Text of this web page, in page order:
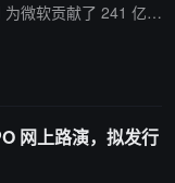
微软贡献了 241 亿美
此前披露的 123% A
量支出服务于单一客
年，除了一个需要
网上路演，拟发行